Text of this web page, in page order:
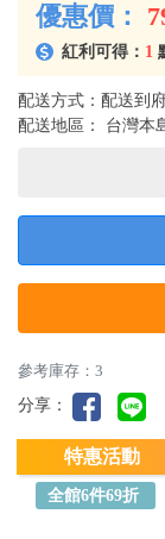
優惠價：
紅利可得： 1
配送方式：配送到
配送地區： 台灣本
參考庫存：3
分享：
特惠活動
全館6件69折